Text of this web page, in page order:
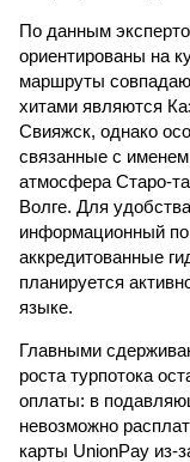
По данным
ориентированы на
маршруты
хитами являются
Свияжск, однако
связанные с
атмосфера Старо-
Волге. Для
информационный
аккредитованные
планируется
языке.
Главными
роста турпотока
оплаты: в
невозможно
карты UnionPay из-